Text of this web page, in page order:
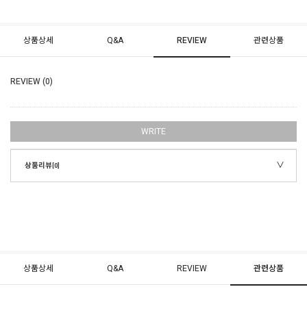
상품상세 Q&A REVIEW 관련상품
REVIEW (0)
WRITE
상품리뷰[0]
상품상세 Q&A REVIEW 관련상품